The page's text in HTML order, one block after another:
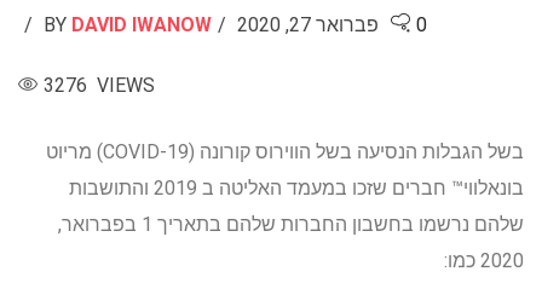
BY DAVID IWANOW פברואר 27, 2020 0
3276 VIEWS
בשל הגבלות הנסיעה בשל הווירוס קורונה (COVID-19) מריוט
בונאלווי™ חברים שזכו במעמד האליטה ב 2019 והתושבות
שלהם נרשמו בחשבון החברות שלהם בתאריך 1 בפברואר,
2020 כמו: